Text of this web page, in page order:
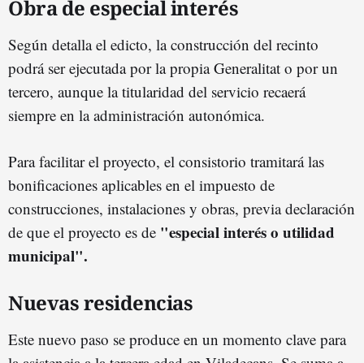
Obra de especial interés
Según detalla el edicto, la construcción del recinto
podrá ser ejecutada por la propia Generalitat o por un
tercero, aunque la titularidad del servicio recaerá
siempre en la administración autonómica.
Para facilitar el proyecto, el consistorio tramitará las
bonificaciones aplicables en el impuesto de
construcciones, instalaciones y obras, previa declaración
de que el proyecto es de "especial interés o utilidad
municipal".
Nuevas residencias
Este nuevo paso se produce en un momento clave para